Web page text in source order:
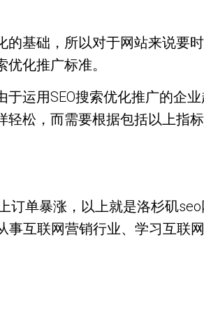
基础，所以对于网站来说要
化推广标准。
运用SEO搜索优化推广的企
轻松，而需要根据包括以上指
订单暴涨，以上就是洛杉矶
事互联网营销行业、学习互联